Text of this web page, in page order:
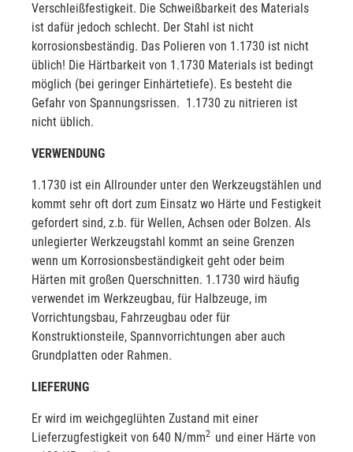
Verschleißfestigkeit. Die Schweißbarkeit des Materials
ist dafür jedoch schlecht. Der Stahl ist nicht
korrosionsbeständig. Das Polieren von 1.1730 ist nicht
üblich! Die Härtbarkeit von 1.1730 Materials ist bedingt
möglich (bei geringer Einhärtetiefe). Es besteht die
Gefahr von Spannungsrissen. 1.1730 zu nitrieren ist
nicht üblich.
VERWENDUNG
1.1730 ist ein Allrounder unter den Werkzeugstählen und
kommt sehr oft dort zum Einsatz wo Härte und Festigkeit
gefordert sind, z.b. für Wellen, Achsen oder Bolzen. Als
unlegierter Werkzeugstahl kommt an seine Grenzen
wenn um Korrosionsbeständigkeit geht oder beim
Härten mit großen Querschnitten. 1.1730 wird häufig
verwendet im Werkzeugbau, für Halbzeuge, im
Vorrichtungsbau, Fahrzeugbau oder für
Konstruktionsteile, Spannvorrichtungen aber auch
Grundplatten oder Rahmen.
LIEFERUNG
Er wird im weichgeglühten Zustand mit einer
Lieferzugfestigkeit von 640 N/mm2 und einer Härte von